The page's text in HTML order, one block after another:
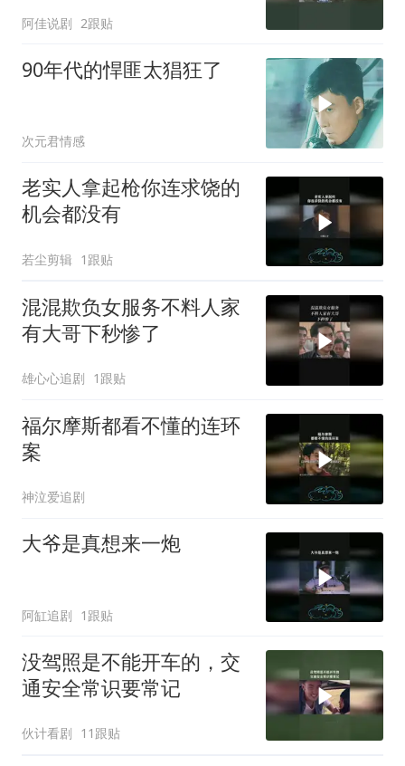
阿佳说剧 2跟贴
90年代的悍匪太猖狂了
次元君情感
老实人拿起枪你连求饶的
机会都没有
若尘剪辑 1跟贴
混混欺负女服务不料人家
有大哥下秒惨了
雄心心追剧 1跟贴
福尔摩斯都看不懂的连环
案
神泣爱追剧
大爷是真想来一炮
阿缸追剧 1跟贴
没驾照是不能开车的，交
通安全常识要常记
伙计看剧 11跟贴